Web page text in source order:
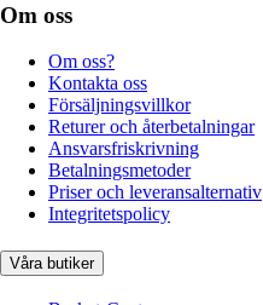
Om oss
Om oss?
Kontakta oss
Försäljningsvillkor
Returer och återbetalningar
Ansvarsfriskrivning
Betalningsmetoder
Priser och leveransalternativ
Integritetspolicy
Våra butiker